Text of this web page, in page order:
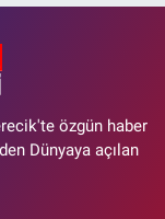
özgün haber
Dünyaya açılan